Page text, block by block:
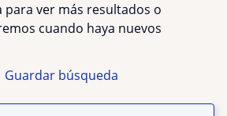
ver más resultados o
cuando haya nuevos
Guardar búsqueda